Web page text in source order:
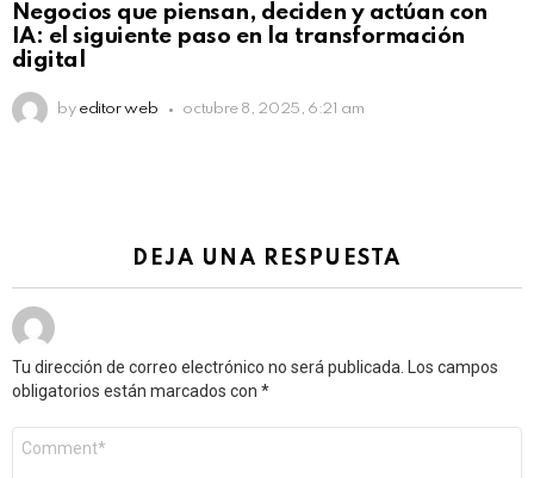
Click to view this post
Negocios que piensan, deciden y actúan con
IA: el siguiente paso en la transformación
digital
by editor web octubre 8, 2025, 6:21 am
DEJA UNA RESPUESTA
Tu dirección de correo electrónico no será publicada.
Los campos
obligatorios están marcados con *